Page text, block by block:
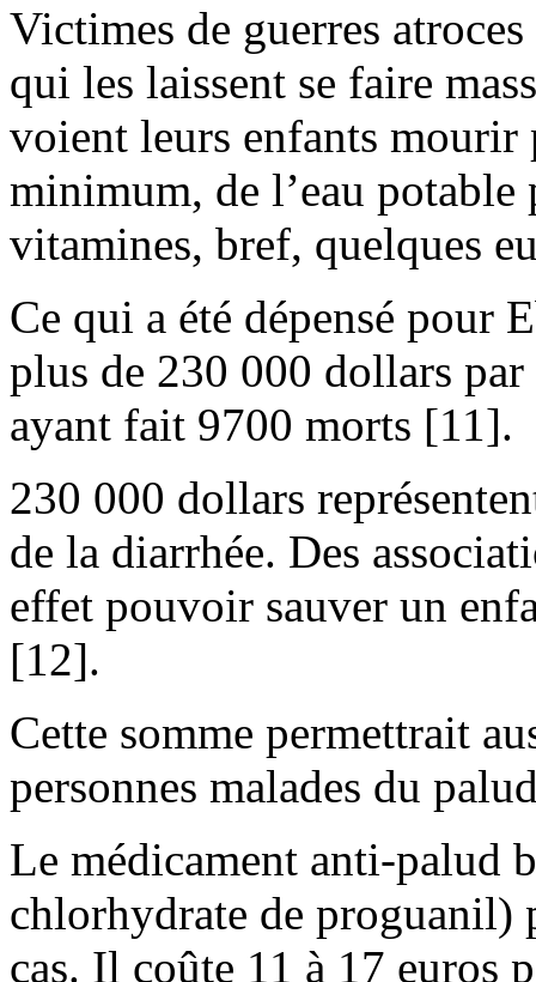
Victimes de guerres
qui les laissent se faire
voient leurs enfants mourir
minimum, de l’eau potable
vitamines, bref, quelques
Ce qui a été dépensé pour
plus de 230 000 dollars par
ayant fait 9700 morts [11].
230 000 dollars
de la diarrhée. Des
effet pouvoir sauver un
[12].
Cette somme permettrait
personnes malades du
Le médicament anti-palud
chlorhydrate de proguanil)
cas. Il coûte 11 à 17 euros